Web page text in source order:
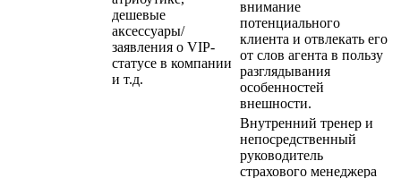
дешевые
аксессуары/
заявления о VIP-
статусе в компании
и т.д.
внимание
потенциального
клиента и отвлекать его
от слов агента в пользу
разглядывания
особенностей
внешности.
Внутренний тренер и
непосредственный
руководитель
страхового менеджера